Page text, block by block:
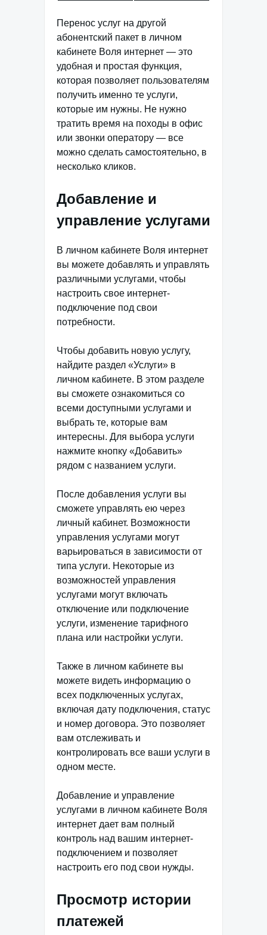
Перенос услуг на другой
абонентский пакет в личном
кабинете Воля интернет — это
удобная и простая функция,
которая позволяет пользователям
получить именно те услуги,
которые им нужны. Не нужно
тратить время на походы в офис
или звонки оператору — все
можно сделать самостоятельно, в
несколько кликов.
Добавление и
управление услугами
В личном кабинете Воля интернет
вы можете добавлять и управлять
различными услугами, чтобы
настроить свое интернет-
подключение под свои
потребности.
Чтобы добавить новую услугу,
найдите раздел «Услуги» в
личном кабинете. В этом разделе
вы сможете ознакомиться со
всеми доступными услугами и
выбрать те, которые вам
интересны. Для выбора услуги
нажмите кнопку «Добавить»
рядом с названием услуги.
После добавления услуги вы
сможете управлять ею через
личный кабинет. Возможности
управления услугами могут
варьироваться в зависимости от
типа услуги. Некоторые из
возможностей управления
услугами могут включать
отключение или подключение
услуги, изменение тарифного
плана или настройки услуги.
Также в личном кабинете вы
можете видеть информацию о
всех подключенных услугах,
включая дату подключения, статус
и номер договора. Это позволяет
вам отслеживать и
контролировать все ваши услуги в
одном месте.
Добавление и управление
услугами в личном кабинете Воля
интернет дает вам полный
контроль над вашим интернет-
подключением и позволяет
настроить его под свои нужды.
Просмотр истории
платежей